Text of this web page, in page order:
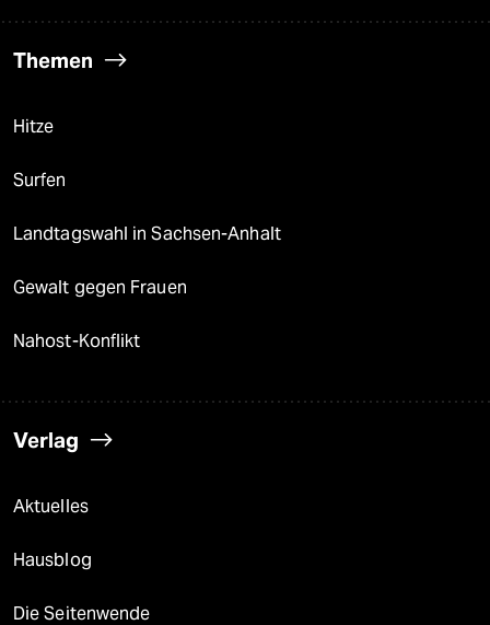
Themen
Hitze
Surfen
Landtagswahl in Sachsen-Anhalt
Gewalt gegen Frauen
Nahost-Konflikt
Verlag
Aktuelles
Hausblog
Die Seitenwende